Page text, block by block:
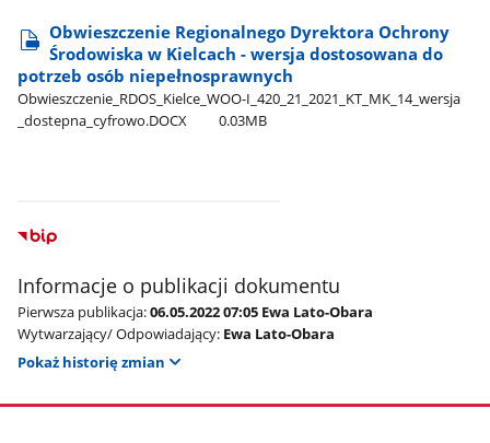
Obwieszczenie Regionalnego Dyrektora Ochrony
Środowiska w Kielcach - wersja dostosowana do
potrzeb osób niepełnosprawnych
Obwieszczenie​_RDOS​_Kielce​_WOO-I​_420​_21​_2021​_KT​_MK​_14​_wersja​
_dostepna​_cyfrowo.DOCX
0.03MB
Informacje o publikacji dokumentu
Pierwsza publikacja:06.05.2022 07:05 Ewa Lato-Obara
Wytwarzający/ Odpowiadający: Ewa Lato-Obara
Pokaż historię zmian